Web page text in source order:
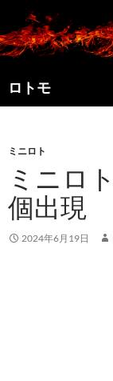
ン
テ
ツ
へ
ロトモ
索
ミニロト
ミニロ
個出現
2024年6月19日